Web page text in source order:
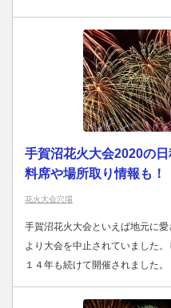
手賀沼花火大会2020の
料席や場所取り情報も！
花火大会穴場
手賀沼花火大会といえば地元に
より大会を中止されていました
１４年も続けて開催されました。